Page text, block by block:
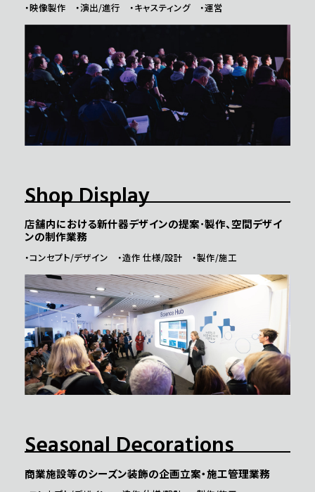
・映像製作 ・演出/進行 ・キャスティング ・運営
Shop Display
店舗内における新什器デザインの提案･製作、空間デザイ
ンの制作業務
・コンセプト/デザイン ・造作 仕様/設計 ・製作/施工
Seasonal Decorations
商業施設等のシーズン装飾の企画立案・施工管理業務